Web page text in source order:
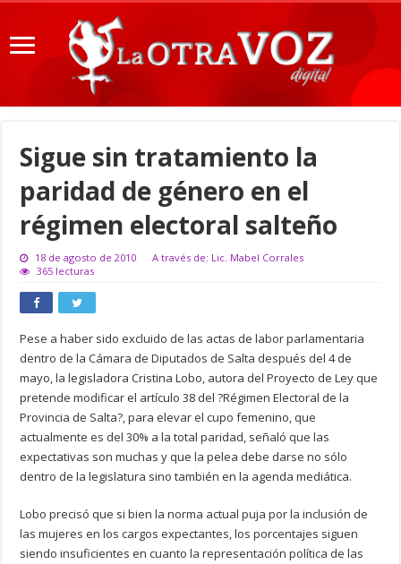
Sigue sin tratamiento la
paridad de género en el
régimen electoral salteño
18 de agosto de 2010
A través de: Lic. Mabel Corrales
365 lecturas
Pese a haber sido excluido de las actas de labor parlamentaria
dentro de la Cámara de Diputados de Salta después del 4 de
mayo, la legisladora Cristina Lobo, autora del Proyecto de Ley que
pretende modificar el artículo 38 del ?Régimen Electoral de la
Provincia de Salta?, para elevar el cupo femenino, que
actualmente es del 30% a la total paridad, señaló que las
expectativas son muchas y que la pelea debe darse no sólo
dentro de la legislatura sino también en la agenda mediática.
Lobo precisó que si bien la norma actual puja por la inclusión de
las mujeres en los cargos expectantes, los porcentajes siguen
siendo insuficientes en cuanto la representación política de las